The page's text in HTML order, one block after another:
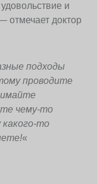
и
отмечает доктор
подходы
проводите
чему-то
какого-то
«